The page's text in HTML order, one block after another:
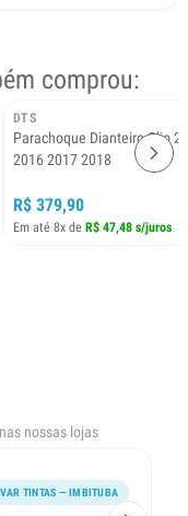
comprou:
DTS
Parachoque Dianteiro Clio
2016 2017 2018
R$ 379,90
Em até 8x de R$ 47,48 s/juros
nossas lojas
TINTAS — IMBITUBA